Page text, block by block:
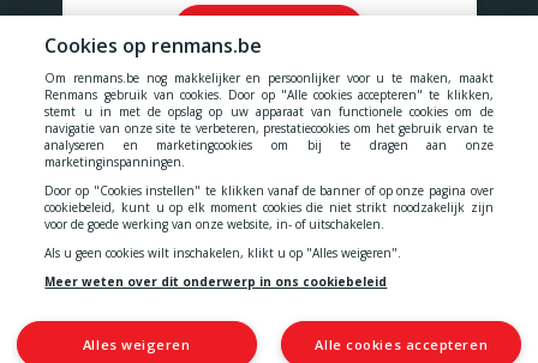
Onze prijzen zijn inclusief alle belastingen, BTW, taksen en diensten.
Cookies
- Privacy - Algemene voorwaarden -
Toegankelijkheidsverklaring
Cookies op renmans.be
Om renmans.be nog makkelijker en persoonlijker voor u te maken, maakt
Renmans gebruik van cookies. Door op "Alle cookies accepteren" te klikken,
stemt u in met de opslag op uw apparaat van functionele cookies om de
navigatie van onze site te verbeteren, prestatiecookies om het gebruik ervan te
analyseren en marketingcookies om bij te dragen aan onze
marketinginspanningen.
Door op "Cookies instellen" te klikken vanaf de banner of op onze pagina over
cookiebeleid, kunt u op elk moment cookies die niet strikt noodzakelijk zijn
voor de goede werking van onze website, in- of uitschakelen.
Als u geen cookies wilt inschakelen, klikt u op "Alles weigeren".
Meer weten over dit onderwerp in ons cookiebeleid
Alle cookies accepteren
Alles weigeren